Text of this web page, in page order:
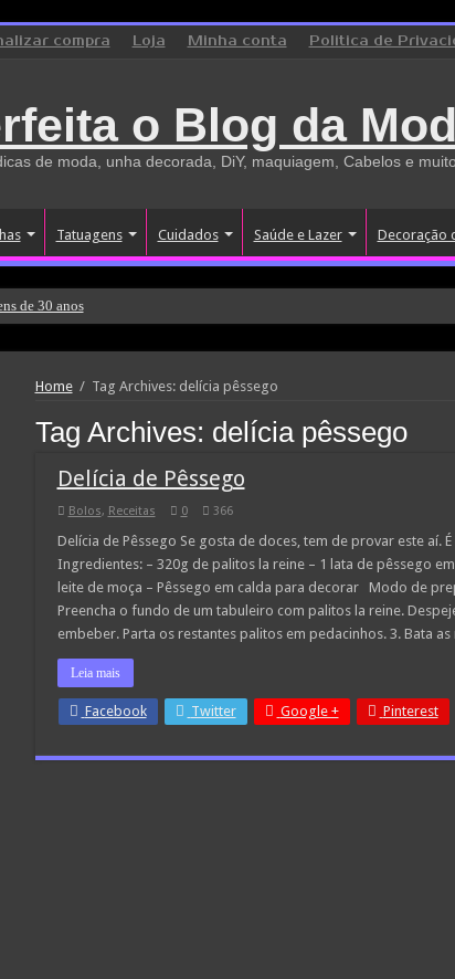
compra Loja Minha conta Politica de
o Blog da
de moda, unha decorada, DiY, maquiagem, Cabelos e
Tatuagens Cuidados Saúde e Lazer Decoração
de 30 anos
Home / Tag Archives: delícia pêssego
Tag Archives: delícia pêssego
Delícia de Pêssego
Bolos, Receitas 0 366
Delícia de Pêssego Se gosta de doces, tem de provar este aí.
Ingredientes: – 320g de palitos la reine – 1 lata de pêssego
leite de moça – Pêssego em calda para decorar Modo de
Preencha o fundo de um tabuleiro com palitos la reine.
embeber. Parta os restantes palitos em pedacinhos. 3. Bata
Leia mais
Facebook Twitter Google + Pinterest